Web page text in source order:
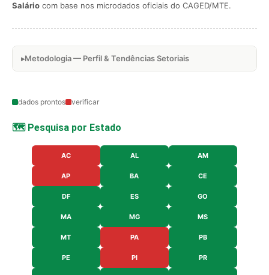
Salário com base nos microdados oficiais do CAGED/MTE.
Metodologia — Perfil & Tendências Setoriais
dados prontos verificar
🗺️ Pesquisa por Estado
AC AL AM
AP BA CE
DF ES GO
MA MG MS
MT PA PB
PE PI PR